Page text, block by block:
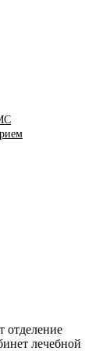
отделение
лечебной